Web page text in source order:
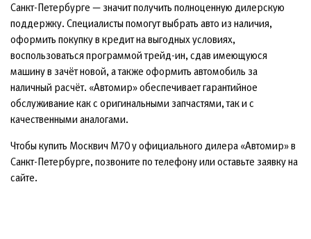
Санкт-Петербурге — значит получить полноценную дилерскую
поддержку. Специалисты помогут выбрать авто из наличия,
оформить покупку в кредит на выгодных условиях,
воспользоваться программой трейд-ин, сдав имеющуюся
машину в зачёт новой, а также оформить автомобиль за
наличный расчёт. «Автомир» обеспечивает гарантийное
обслуживание как с оригинальными запчастями, так и с
качественными аналогами.
Чтобы купить Москвич М70 у официального дилера «Автомир» в
Санкт-Петербурге, позвоните по телефону или оставьте заявку на
сайте.